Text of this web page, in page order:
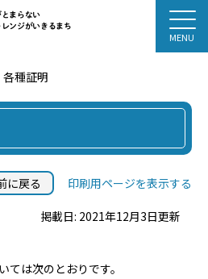
まらない
ンジがいきるまち
各種証明
に戻る 印刷用ページを表示する
掲載日: 2021年12月3日更新
ては次のとおりです。